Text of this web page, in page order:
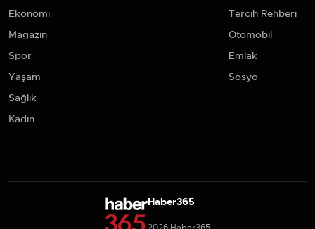
Ekonomi
Magazin
Spor
Yaşam
Sağlık
Kadın
Tercih Rehberi
Otomobil
Emlak
Sosyo
Haber365